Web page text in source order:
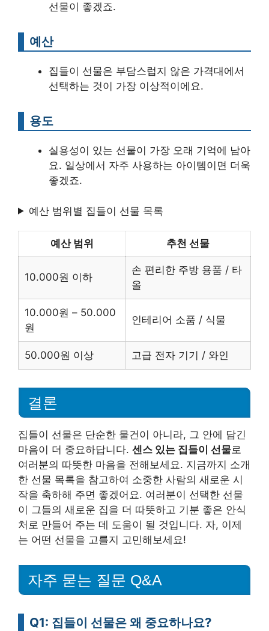
선물이 좋겠죠.
예산
집들이 선물은 부담스럽지 않은 가격대에서
선택하는 것이 가장 이상적이에요.
용도
실용성이 있는 선물이 가장 오래 기억에 남아
요. 일상에서 자주 사용하는 아이템이면 더욱
좋겠죠.
예산 범위별 집들이 선물 목록
예산 범위 추천 선물
10.000원 이하
손 편리한 주방 용품 / 타
올
10.000원 – 50.000
원
인테리어 소품 / 식물
50.000원 이상 고급 전자 기기 / 와인
결론
집들이 선물은 단순한 물건이 아니라, 그 안에 담긴
마음이 더 중요하답니다. 센스 있는 집들이 선물로
여러분의 따뜻한 마음을 전해보세요. 지금까지 소개
한 선물 목록을 참고하여 소중한 사람의 새로운 시
작을 축하해 주면 좋겠어요. 여러분이 선택한 선물
이 그들의 새로운 집을 더 따뜻하고 기분 좋은 안식
처로 만들어 주는 데 도움이 될 것입니다. 자, 이제
는 어떤 선물을 고를지 고민해보세요!
자주 묻는 질문 Q&A
Q1: 집들이 선물은 왜 중요하나요?